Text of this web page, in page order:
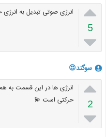

5

انرژی صوتی تبدیل به
سوگند😍

2

انرژی ها در این قسمت به
حرکتی است 💫